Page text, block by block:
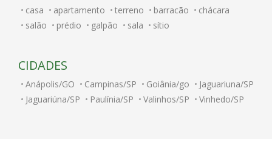
casa apartamento terreno barracão
chácara
salão
prédio galpão sala sítio
CIDADES
Anápolis/GO Campinas/SP Goiânia/go
Jaguariuna/SP
Jaguariúna/SP
Paulínia/SP Valinhos/SP Vinhedo/SP